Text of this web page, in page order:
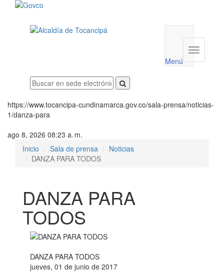
utilidades
Menú
Menú
https://www.tocancipa-cundinamarca.gov.co/sala-prensa/noticias-
1/danza-para
ago 8, 2026 08:23 a. m.
Inicio
Sala de prensa
Noticias
DANZA PARA TODOS
DANZA PARA
TODOS
DANZA PARA TODOS
jueves, 01 de junio de 2017